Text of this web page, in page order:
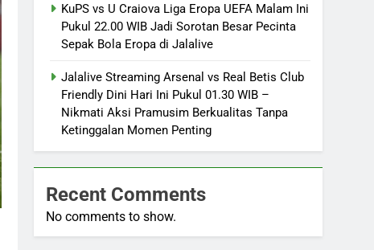
KuPS vs U Craiova Liga Eropa UEFA Malam Ini
Pukul 22.00 WIB Jadi Sorotan Besar Pecinta
Sepak Bola Eropa di Jalalive
Jalalive Streaming Arsenal vs Real Betis Club
Friendly Dini Hari Ini Pukul 01.30 WIB –
Nikmati Aksi Pramusim Berkualitas Tanpa
Ketinggalan Momen Penting
Recent Comments
No comments to show.